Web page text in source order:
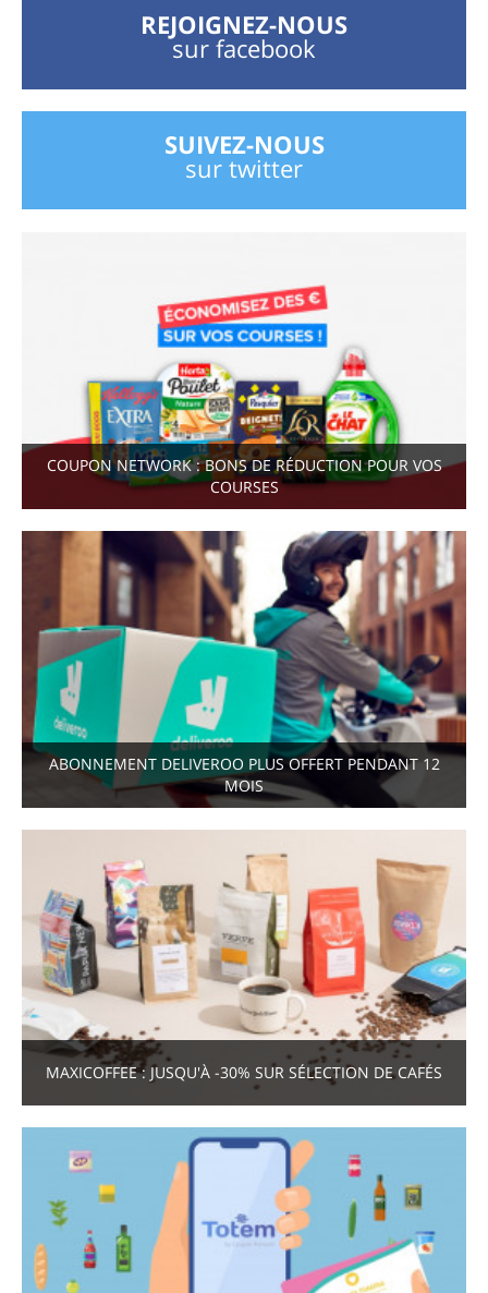
REJOIGNEZ-NOUS
sur facebook
SUIVEZ-NOUS
sur twitter
COUPON NETWORK : BONS DE RÉDUCTION POUR VOS
COURSES
ABONNEMENT DELIVEROO PLUS OFFERT PENDANT 12
MOIS
MAXICOFFEE : JUSQU'À -30% SUR SÉLECTION DE CAFÉS